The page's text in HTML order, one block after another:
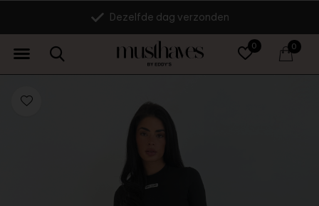
0 0
Dezelfde dag verzonden